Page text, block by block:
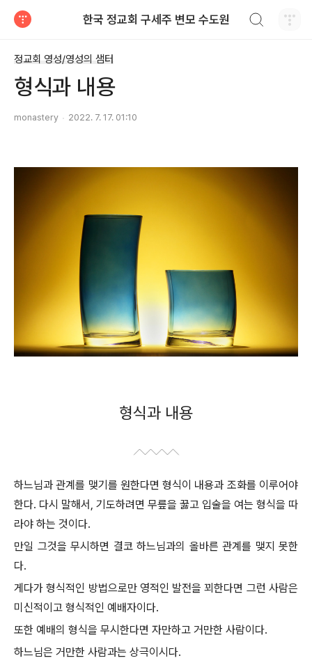
한국 정교회 구세주 변모 수도원
정교회 영성/영성의 샘터
형식과 내용
monastery 2022. 7. 17. 01:10
형식과 내용
하느님과 관계를 맺기를 원한다면 형식이 내용과 조화를 이루어야
한다. 다시 말해서, 기도하려면 무릎을 꿇고 입술을 여는 형식을 따
라야 하는 것이다.
만일 그것을 무시하면 결코 하느님과의 올바른 관계를 맺지 못한
다.
게다가 형식적인 방법으로만 영적인 발전을 꾀한다면 그런 사람은
미신적이고 형식적인 예배자이다.
또한 예배의 형식을 무시한다면 자만하고 거만한 사람이다.
하느님은 거만한 사람과는 상극이시다.